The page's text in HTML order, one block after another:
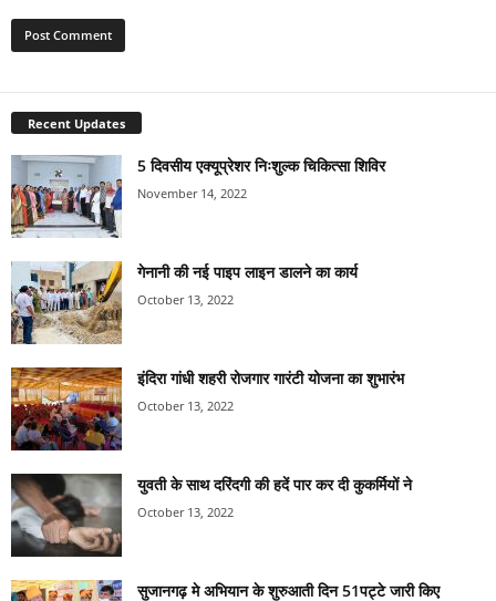
Recent Updates
5 दिवसीय एक्यूप्रेशर निःशुल्क चिकित्सा शिविर
November 14, 2022
गेनानी की नई पाइप लाइन डालने का कार्य
October 13, 2022
इंदिरा गांधी शहरी रोजगार गारंटी योजना का शुभारंभ
October 13, 2022
युवती के साथ दरिंदगी की हदें पार कर दी कुकर्मियों ने
October 13, 2022
सुजानगढ़ मे अभियान के शुरुआती दिन 51पट्टे जारी किए